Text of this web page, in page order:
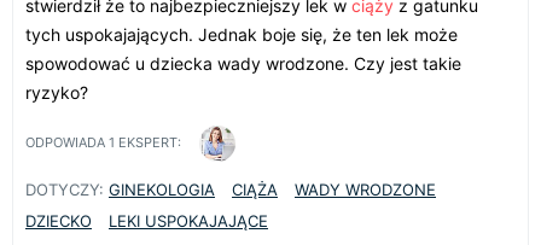
stwierdził że to najbezpieczniejszy lek w ciąży z gatunku
tych uspokajających. Jednak boje się, że ten lek może
spowodować u dziecka wady wrodzone. Czy jest takie
ryzyko?
ODPOWIADA 1 EKSPERT:
DOTYCZY: GINEKOLOGIA CIĄŻA
WADY WRODZONE
DZIECKO
LEKI USPOKAJAJĄCE